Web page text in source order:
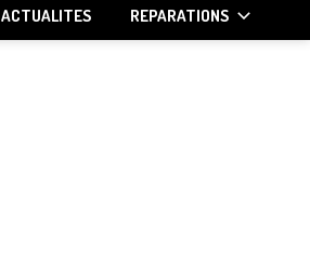
ACTUALITES REPARATIONS